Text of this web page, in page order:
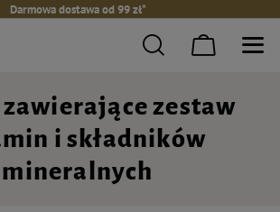
Darmowa dostawa od 99 zł*
zestaw
i składników
mineralnych